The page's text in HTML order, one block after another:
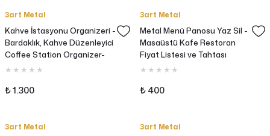
3art Metal
Kahve İstasyonu Organizeri -
Bardaklık, Kahve Düzenleyici
Coffee Station Organizer-
Kapsül, Şeker Karıştırıcı
₺ 1.300
3art Metal
Metal Menü Panosu Yaz Sil -
Masaüstü Kafe Restoran
Fiyat Listesi ve Tahtası
₺ 400
3art Metal 3art Metal